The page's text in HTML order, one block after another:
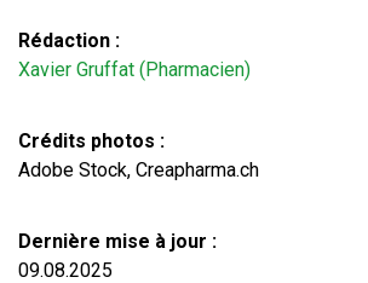
Rédaction :
Xavier Gruffat (Pharmacien)
Crédits photos :
Adobe Stock, Creapharma.ch
Dernière mise à jour :
09.08.2025